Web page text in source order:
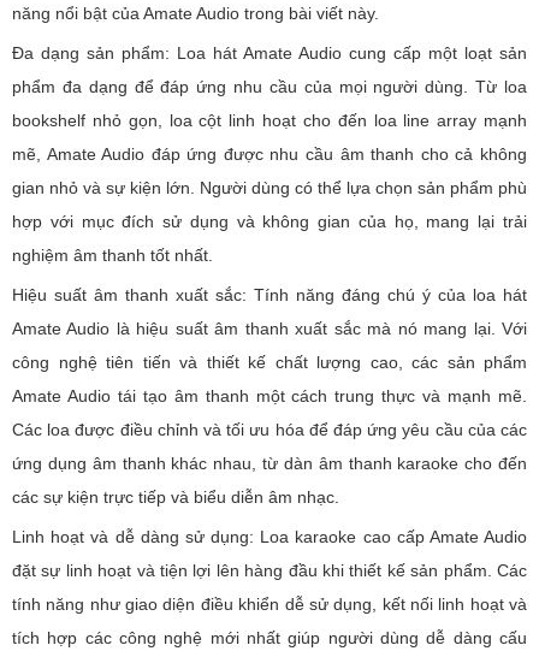
năng nổi bật của Amate Audio trong bài viết này.
Đa dạng sản phẩm: Loa hát Amate Audio cung cấp một loạt sản
phẩm đa dạng để đáp ứng nhu cầu của mọi người dùng. Từ loa
bookshelf nhỏ gọn, loa cột linh hoạt cho đến loa line array mạnh
mẽ, Amate Audio đáp ứng được nhu cầu âm thanh cho cả không
gian nhỏ và sự kiện lớn. Người dùng có thể lựa chọn sản phẩm phù
hợp với mục đích sử dụng và không gian của họ, mang lại trải
nghiệm âm thanh tốt nhất.
Hiệu suất âm thanh xuất sắc: Tính năng đáng chú ý của loa hát
Amate Audio là hiệu suất âm thanh xuất sắc mà nó mang lại. Với
công nghệ tiên tiến và thiết kế chất lượng cao, các sản phẩm
Amate Audio tái tạo âm thanh một cách trung thực và mạnh mẽ.
Các loa được điều chỉnh và tối ưu hóa để đáp ứng yêu cầu của các
ứng dụng âm thanh khác nhau, từ dàn âm thanh karaoke cho đến
các sự kiện trực tiếp và biểu diễn âm nhạc.
Linh hoạt và dễ dàng sử dụng: Loa karaoke cao cấp Amate Audio
đặt sự linh hoạt và tiện lợi lên hàng đầu khi thiết kế sản phẩm. Các
tính năng như giao diện điều khiển dễ sử dụng, kết nối linh hoạt và
tích hợp các công nghệ mới nhất giúp người dùng dễ dàng cấu